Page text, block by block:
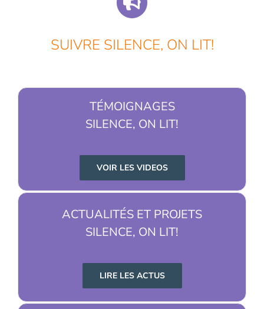
SUIVRE SILENCE, ON LIT!
TÉMOIGNAGES
SILENCE, ON LIT!
VOIR LES VIDEOS
ACTUALITÉS ET PROJETS
SILENCE, ON LIT!
LIRE LES ACTUS